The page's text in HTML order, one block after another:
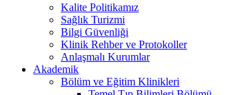
Kalite Politikamız
Sağlık Turizmi
Bilgi Güvenliği
Klinik Rehber ve Protokoller
Anlaşmalı Kurumlar
Akademik
Bölüm ve Eğitim Klinikleri